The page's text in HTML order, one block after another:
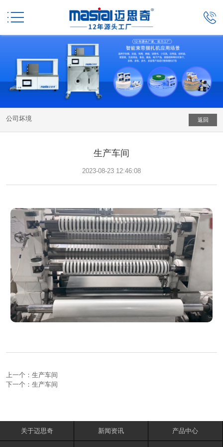
 
公司坏境 返回
生产车间
2023-08-23 12:46:08
上一个： 生产车间
下一个： 生产车间
关于迈思奇 新闻资讯 产品中心